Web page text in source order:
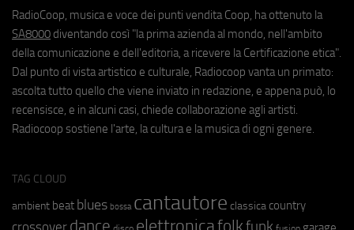
RadioCoop, musica e voce dei punti vendita Coop, ha ottenuto la
SA8000 diventando così "la prima azienda al mondo, nell'ambito
della comunicazione e dell'editoria, a ricevere la Certificazione etica".
Dal punto di vista artistico e culturale, Radiocoop vanta un primato:
ascolta tutto quello che viene inviato in redazione, e appena può, lo
recensisce, e in alcuni casi, chiede collaborazione agli artisti.
Radiocoop sostiene l'arte, la cultura e la musica di ogni genere.
TAG CLOUD
ambient beat blues bossa cantautore classica country
crossover dance elettronicafolkfunk fusion